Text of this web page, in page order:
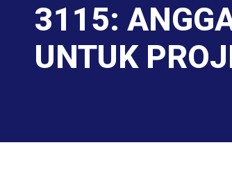
3115:
UNTUK